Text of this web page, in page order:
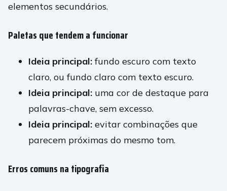
elementos secundários.
Paletas que tendem a funcionar
Ideia principal: fundo escuro com texto
claro, ou fundo claro com texto escuro.
Ideia principal: uma cor de destaque para
palavras-chave, sem excesso.
Ideia principal: evitar combinações que
parecem próximas do mesmo tom.
Erros comuns na tipografia